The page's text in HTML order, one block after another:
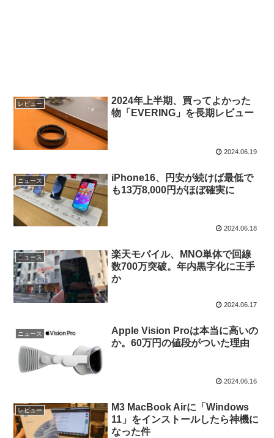
レビュー
2024年上半期、買ってよかった
物「EVERING」を長期レビュー
2024.06.19
ニュース
iPhone16、円安が続けば最低で
も13万8,000円がほぼ確実に
2024.06.18
ニュース
楽天モバイル、MNO単体で回線
数700万突破。年内黒字化に王手
か
2024.06.17
ニュース
Apple Vision Proは本当に高いの
か。60万円の値段がついた理由
2024.06.16
レビュー
M3 MacBook Airに「Windows
11」をインストールしたら神機に
なった件